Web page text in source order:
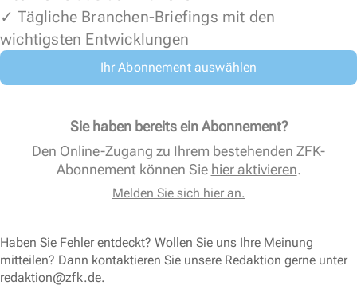
✓ Tägliche Branchen-Briefings mit den
wichtigsten Entwicklungen
Ihr Abonnement auswählen
Sie haben bereits ein Abonnement?
Den Online-Zugang zu Ihrem bestehenden ZFK-
Abonnement können Sie hier aktivieren.
Melden Sie sich hier an.
Haben Sie Fehler entdeckt? Wollen Sie uns Ihre Meinung
mitteilen? Dann kontaktieren Sie unsere Redaktion gerne unter
redaktion@zfk.de.